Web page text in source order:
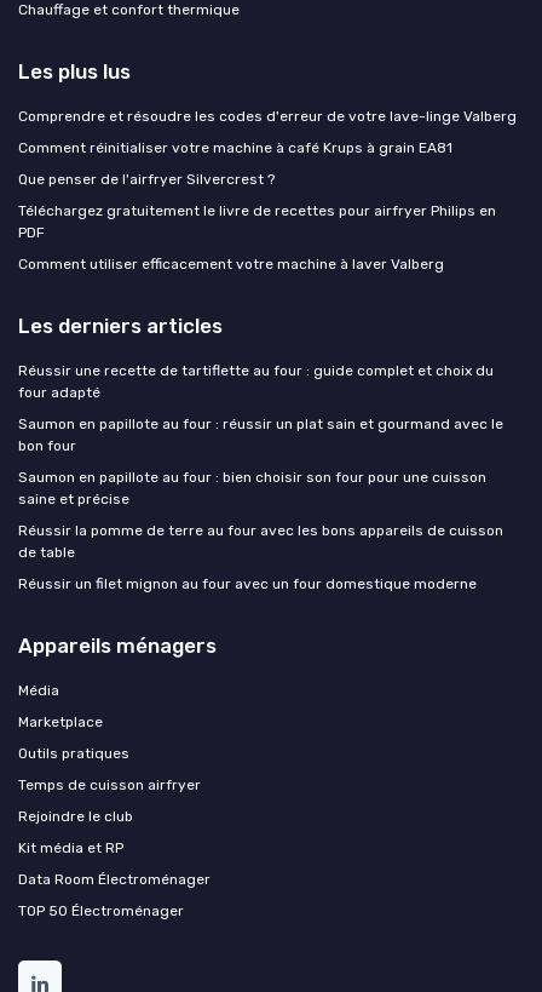
Chauffage et confort thermique
Les plus lus
Comprendre et résoudre les codes d'erreur de votre lave-linge Valberg
Comment réinitialiser votre machine à café Krups à grain EA81
Que penser de l'airfryer Silvercrest ?
Téléchargez gratuitement le livre de recettes pour airfryer Philips en
PDF
Comment utiliser efficacement votre machine à laver Valberg
Les derniers articles
Réussir une recette de tartiflette au four : guide complet et choix du
four adapté
Saumon en papillote au four : réussir un plat sain et gourmand avec le
bon four
Saumon en papillote au four : bien choisir son four pour une cuisson
saine et précise
Réussir la pomme de terre au four avec les bons appareils de cuisson
de table
Réussir un filet mignon au four avec un four domestique moderne
Appareils ménagers
Média
Marketplace
Outils pratiques
Temps de cuisson airfryer
Rejoindre le club
Kit média et RP
Data Room Électroménager
TOP 50 Électroménager